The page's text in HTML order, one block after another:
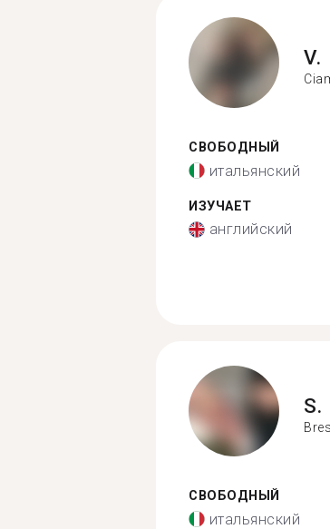
V.
СВОБОДНЫЙ
итальянский
ИЗУЧАЕТ
английский
S.
СВОБОДНЫЙ
итальянский